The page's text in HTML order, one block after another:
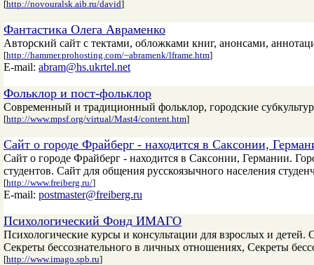
[http://novouralsk.aib.ru/david]
Фантастика Олега Авраменко
Авторский сайт с тектами, обложками книг, анонсами,
[http://hammer.prohosting.com/~abramenk/lframe.htm]
E-mail: abram@hs.ukrtel.net
Фольклор и пост-фольклор
Современный и традиционный фольклор, городские
[http://www.mpsf.org/virtual/Mast4/content.htm]
Сайт о городе Фрайберг - находится в Саксонии,
Сайт о городе Фрайберг - находится в Саксонии, Германии.
студентов. Сайт для общения русскоязычного населения
[http://www.freiberg.ru/]
E-mail: postmaster@freiberg.ru
Психологический Фонд ИМАГО
Психологические курсы и консультации для взрослых и детей.
Секреты бессознательного в личных отношениях, Секреты
[http://www.imago.spb.ru]